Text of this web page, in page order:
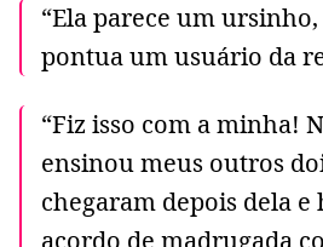
“Ela parece um
pontua um usuário da
“Fiz isso com a minha!
ensinou meus outros
chegaram depois dela e